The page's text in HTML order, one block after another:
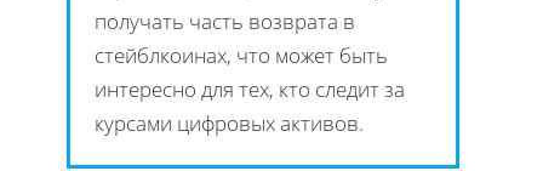
получать часть возврата в
стейблкоинах, что может быть
интересно для тех, кто следит за
курсами цифровых активов.